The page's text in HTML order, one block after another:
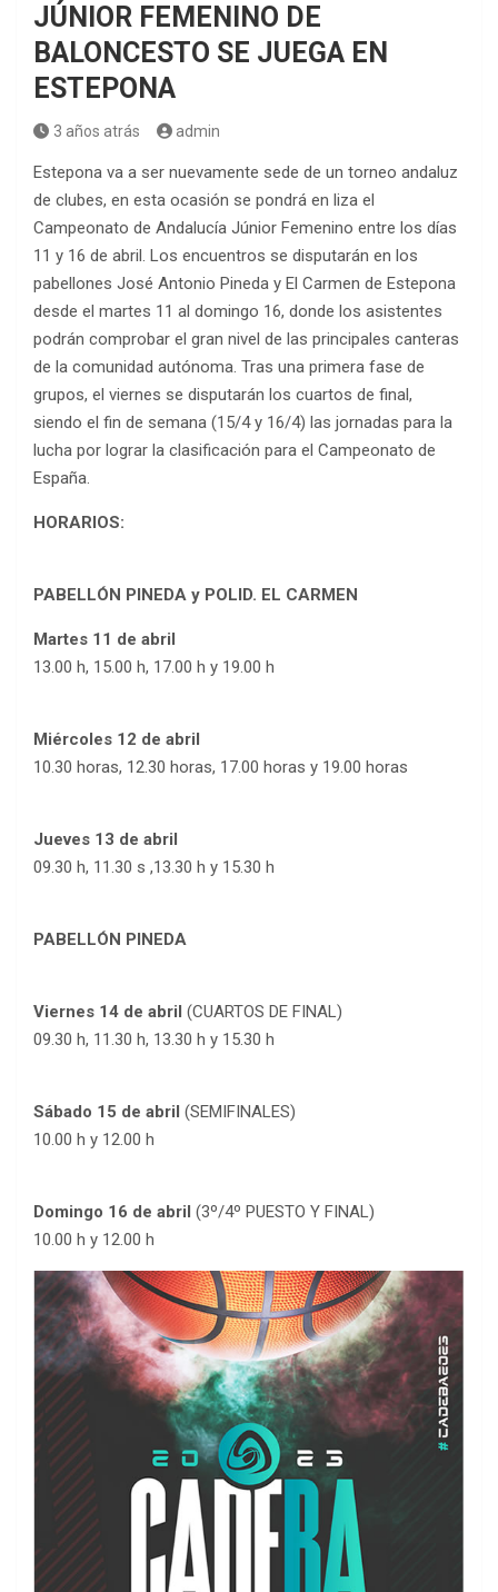
JÚNIOR FEMENINO DE
BALONCESTO SE JUEGA EN
ESTEPONA
3 años atrás admin
Estepona va a ser nuevamente sede de un torneo andaluz
de clubes, en esta ocasión se pondrá en liza el
Campeonato de Andalucía Júnior Femenino entre los días
11 y 16 de abril. Los encuentros se disputarán en los
pabellones José Antonio Pineda y El Carmen de Estepona
desde el martes 11 al domingo 16, donde los asistentes
podrán comprobar el gran nivel de las principales canteras
de la comunidad autónoma. Tras una primera fase de
grupos, el viernes se disputarán los cuartos de final,
siendo el fin de semana (15/4 y 16/4) las jornadas para la
lucha por lograr la clasificación para el Campeonato de
España.
HORARIOS:
PABELLÓN PINEDA y POLID. EL CARMEN
Martes 11 de abril
13.00 h, 15.00 h, 17.00 h y 19.00 h
Miércoles 12 de abril
10.30 horas, 12.30 horas, 17.00 horas y 19.00 horas
Jueves 13 de abril
09.30 h, 11.30 s ,13.30 h y 15.30 h
PABELLÓN PINEDA
Viernes 14 de abril (CUARTOS DE FINAL)
09.30 h, 11.30 h, 13.30 h y 15.30 h
Sábado 15 de abril (SEMIFINALES)
10.00 h y 12.00 h
Domingo 16 de abril (3º/4º PUESTO Y FINAL)
10.00 h y 12.00 h